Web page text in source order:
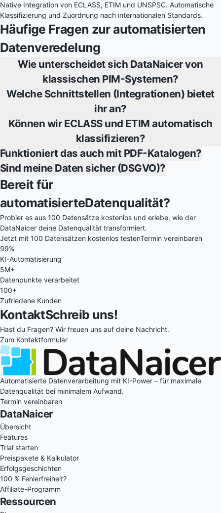
Native Integration von ECLASS, ETIM und UNSPSC. Automatische
Klassifizierung und Zuordnung nach internationalen Standards.
Häufige Fragen zur automatisierten
Datenveredelung
Wie unterscheidet sich DataNaicer von
klassischen PIM-Systemen?
Welche Schnittstellen (Integrationen) bietet
ihr an?
Können wir ECLASS und ETIM automatisch
klassifizieren?
Funktioniert das auch mit PDF-Katalogen?
Sind meine Daten sicher (DSGVO)?
Bereit für
automatisierteDatenqualität?
Probier es aus 100 Datensätze kostenlos und erlebe, wie der
DataNaicer deine Datenqualität transformiert.
Jetzt mit 100 Datensätzen kostenlos testenTermin vereinbaren
99%
KI-Automatisierung
5M+
Datenpunkte verarbeitet
100+
Zufriedene Kunden
KontaktSchreib uns!
Hast du Fragen? Wir freuen uns auf deine Nachricht.
Zum Kontaktformular
Automatisierte Datenverarbeitung mit KI-Power – für maximale
Datenqualität bei minimalem Aufwand.
Termin vereinbaren
DataNaicer
Übersicht
Features
Trial starten
Preispakete & Kalkulator
Erfolgsgeschichten
100 % Fehlerfreiheit?
Affiliate-Programm
Ressourcen